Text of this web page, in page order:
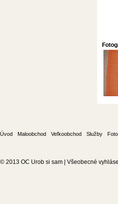
Úvod Maloobchod Veľkoobchod Služby
© 2013 OC Urob si sam | Všeobecné